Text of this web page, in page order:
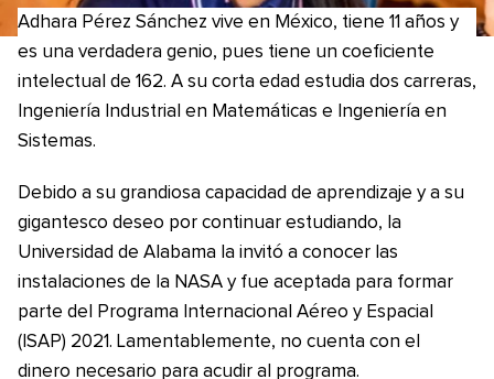
Adhara Pérez Sánchez vive en México, tiene 11 años y
es una verdadera genio, pues tiene un coeficiente
intelectual de 162. A su corta edad estudia dos carreras,
Ingeniería Industrial en Matemáticas e Ingeniería en
Sistemas.
Debido a su grandiosa capacidad de aprendizaje y a su
gigantesco deseo por continuar estudiando, la
Universidad de Alabama la invitó a conocer las
instalaciones de la NASA y fue aceptada para formar
parte del Programa Internacional Aéreo y Espacial
(ISAP) 2021. Lamentablemente, no cuenta con el
dinero necesario para acudir al programa.